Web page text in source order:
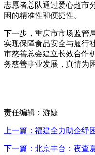
志愿者总队通过爱心超市
困的精准性和便捷性。
下一步，重庆市市场监管
实现保障食品安全与履行
市慈善总会建立长效合作
务慈善事业发展，真情为
责任编辑：游婕
上一篇：福建全力助企纾
下一篇：北京丰台：夜查